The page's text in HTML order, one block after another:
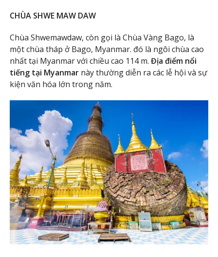
CHÙA SHWE MAW DAW
Chùa Shwemawdaw, còn gọi là Chùa Vàng Bago, là
một chùa tháp ở Bago, Myanmar. đó là ngôi chùa cao
nhất tại Myanmar với chiều cao 114 m. Địa điểm nổi
tiếng tại Myanmar này thường diễn ra các lễ hội và sự
kiện văn hóa lớn trong năm.